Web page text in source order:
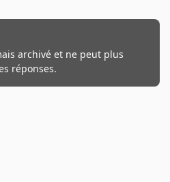
archivé et ne peut plus
réponses.